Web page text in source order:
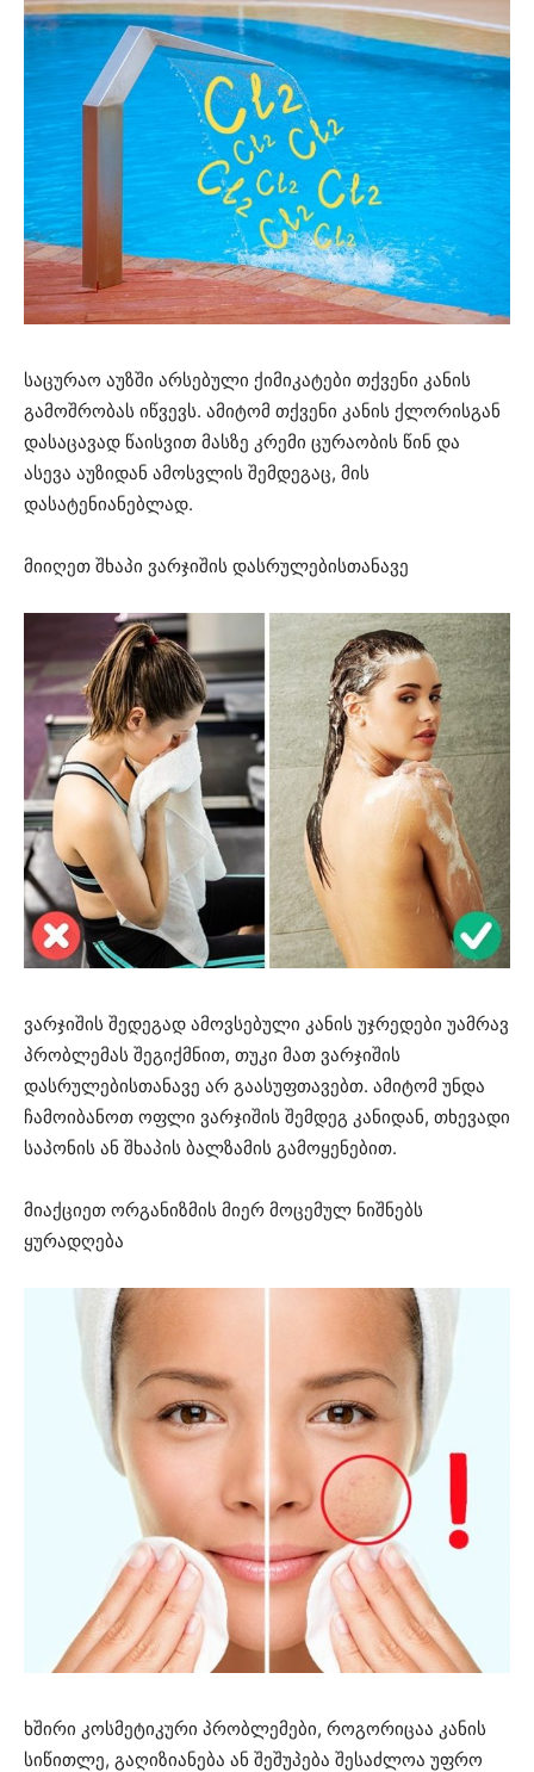
საცურაო აუზში არსებული ქიმიკატები თქვენი კანის
გამოშრობას იწვევს. ამიტომ თქვენი კანის ქლორისგან
დასაცავად წაისვით მასზე კრემი ცურაობის წინ და
ასევა აუზიდან ამოსვლის შემდეგაც, მის
დასატენიანებლად.
მიიღეთ შხაპი ვარჯიშის დასრულებისთანავე
ვარჯიშის შედეგად ამოვსებული კანის უჯრედები უამრავ
პრობლემას შეგიქმნით, თუკი მათ ვარჯიშის
დასრულებისთანავე არ გაასუფთავებთ. ამიტომ უნდა
ჩამოიბანოთ ოფლი ვარჯიშის შემდეგ კანიდან, თხევადი
საპონის ან შხაპის ბალზამის გამოყენებით.
მიაქციეთ ორგანიზმის მიერ მოცემულ ნიშნებს
ყურადღება
ხშირი კოსმეტიკური პრობლემები, როგორიცაა კანის
სიწითლე, გაღიზიანება ან შეშუპება შესაძლოა უფრო